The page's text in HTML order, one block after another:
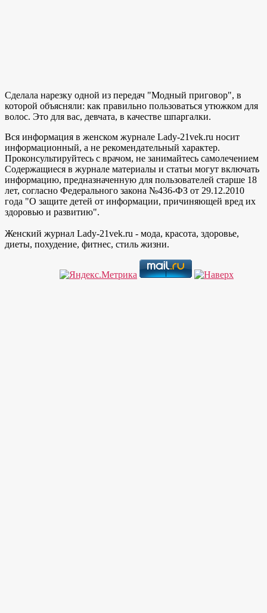
Сделала нарезку одной из передач "Модный приговор", в
которой объясняли: как правильно пользоваться утюжком для
волос. Это для вас, девчата, в качестве шпаргалки.
Вся информация в женском журнале Lady-21vek.ru носит
информационный, а не рекомендательный характер.
Проконсультируйтесь с врачом, не занимайтесь самолечением
Содержащиеся в журнале материалы и статьи могут включать
информацию, предназначенную для пользователей старше 18
лет, согласно Федерального закона №436-ФЗ от 29.12.2010
года "О защите детей от информации, причиняющей вред их
здоровью и развитию".
Женский журнал Lady-21vek.ru - мода, красота, здоровье,
диеты, похудение, фитнес, стиль жизни.